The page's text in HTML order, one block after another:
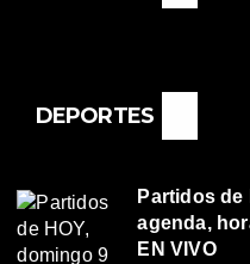
DEPORTES
Partidos de
agenda,
EN VIVO